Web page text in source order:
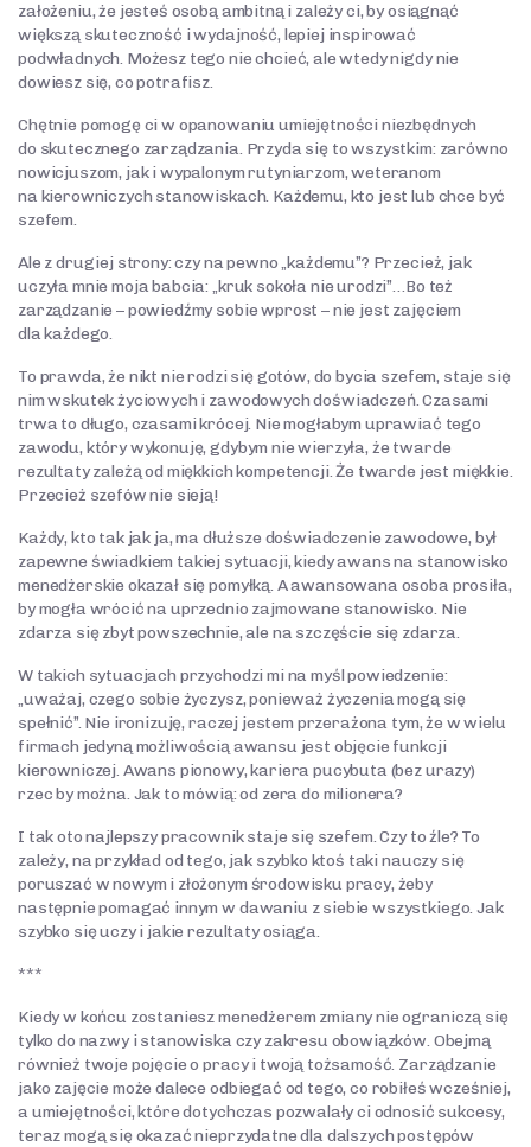
założeniu, że jesteś osobą ambitną i zależy ci, by osiągnąć
większą skuteczność i wydajność, lepiej inspirować
podwładnych. Możesz tego nie chcieć, ale wtedy nigdy nie
dowiesz się, co potrafisz.
Chętnie pomogę ci w opanowaniu umiejętności niezbędnych
do skutecznego zarządzania. Przyda się to wszystkim: zarówno
nowicjuszom, jak i wypalonym rutyniarzom, weteranom
na kierowniczych stanowiskach. Każdemu, kto jest lub chce być
szefem.
Ale z drugiej strony: czy na pewno „każdemu”? Przecież, jak
uczyła mnie moja babcia: „kruk sokoła nie urodzi”…Bo też
zarządzanie – powiedźmy sobie wprost – nie jest zajęciem
dla każdego.
To prawda, że nikt nie rodzi się gotów, do bycia szefem, staje się
nim wskutek życiowych i zawodowych doświadczeń. Czasami
trwa to długo, czasami krócej. Nie mogłabym uprawiać tego
zawodu, który wykonuję, gdybym nie wierzyła, że twarde
rezultaty zależą od miękkich kompetencji. Że twarde jest miękkie.
Przecież szefów nie sieją!
Każdy, kto tak jak ja, ma dłuższe doświadczenie zawodowe, był
zapewne świadkiem takiej sytuacji, kiedy awans na stanowisko
menedżerskie okazał się pomyłką. A awansowana osoba prosiła,
by mogła wrócić na uprzednio zajmowane stanowisko. Nie
zdarza się zbyt powszechnie, ale na szczęście się zdarza.
W takich sytuacjach przychodzi mi na myśl powiedzenie:
„uważaj, czego sobie życzysz, ponieważ życzenia mogą się
spełnić”. Nie ironizuję, raczej jestem przerażona tym, że w wielu
firmach jedyną możliwością awansu jest objęcie funkcji
kierowniczej. Awans pionowy, kariera pucybuta (bez urazy)
rzec by można. Jak to mówią: od zera do milionera?
I tak oto najlepszy pracownik staje się szefem. Czy to źle? To
zależy, na przykład od tego, jak szybko ktoś taki nauczy się
poruszać w nowym i złożonym środowisku pracy, żeby
następnie pomagać innym w dawaniu z siebie wszystkiego. Jak
szybko się uczy i jakie rezultaty osiąga.
***
Kiedy w końcu zostaniesz menedżerem zmiany nie ograniczą się
tylko do nazwy i stanowiska czy zakresu obowiązków. Obejmą
również twoje pojęcie o pracy i twoją tożsamość. Zarządzanie
jako zajęcie może dalece odbiegać od tego, co robiłeś wcześniej,
a umiejętności, które dotychczas pozwalały ci odnosić sukcesy,
teraz mogą się okazać nieprzydatne dla dalszych postępów